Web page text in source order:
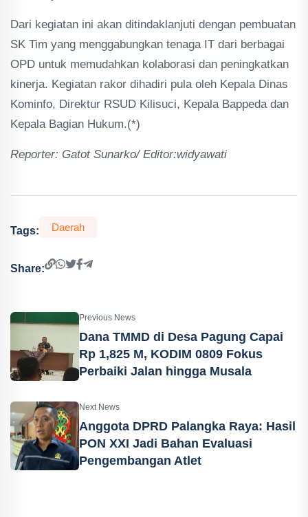
Dari kegiatan ini akan ditindaklanjuti dengan pembuatan
SK Tim yang menggabungkan tenaga IT dari berbagai
OPD untuk memudahkan kolaborasi dan peningkatkan
kinerja. Kegiatan rakor dihadiri pula oleh Kepala Dinas
Kominfo, Direktur RSUD Kilisuci, Kepala Bappeda dan
Kepala Bagian Hukum.(*)
Reporter: Gatot Sunarko/ Editor:widyawati
Tags: Daerah
Share:
Previous News
Dana TMMD di Desa Pagung Capai
Rp 1,825 M, KODIM 0809 Fokus
Perbaiki Jalan hingga Musala
Next News
Anggota DPRD Palangka Raya: Hasil
PON XXI Jadi Bahan Evaluasi
Pengembangan Atlet